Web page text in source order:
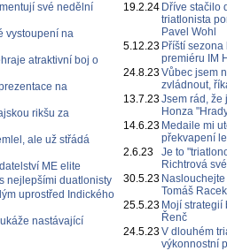
své nedělní
vystoupení na
atraktivní boj o
na
rikšu za
ale už střádá
ME elite
nejlepšími duatlonisty
uprostřed Indického
nastávající
19.2.24 Dříve stačilo
triatlonista
Pavel Wohl
5.12.23 Příští
premiéru IM
24.8.23Vůbec jsem
zvládnout,
13.7.23Jsem rád, že
Honza
14.6.23 Medaile mi
překvapení
2.6.23
Je to
Richtrová
30.5.23
Tomáš Racek
25.5.23 Mojí strategií
Řenč
24.5.23V dlouhém
výkonnostní